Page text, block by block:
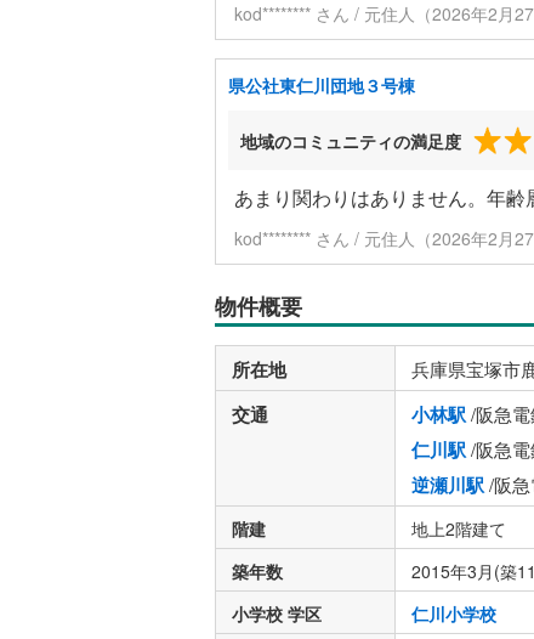
kod******** さん / 元住人（2026年2月27
県公社東仁川団地３号棟
地域のコミュニティの満足度
あまり関わりはありません。年
kod******** さん / 元住人（2026年2月27
物件概要
所在地 兵庫県宝塚市
交通 小林駅/阪急
仁川駅/阪急
逆瀬川駅/阪
階建 地上2階建て
築年数
2015年3月(築
小学校 学区
仁川小学校